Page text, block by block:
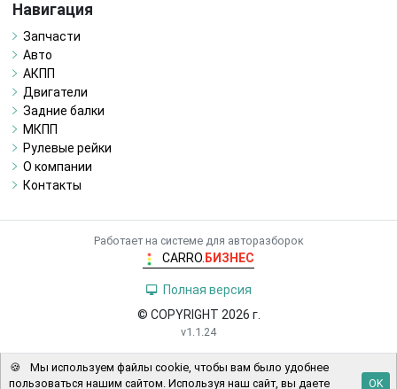
Навигация
Запчасти
Авто
АКПП
Двигатели
Задние балки
МКПП
Рулевые рейки
О компании
Контакты
Работает на системе для авторазборок
CARRO. БИЗНЕС
Полная версия
© COPYRIGHT 2026 г.
v1.1.24
🍪
Мы используем файлы cookie, чтобы вам было удобнее
пользоваться нашим сайтом. Используя наш сайт, вы даете
OK